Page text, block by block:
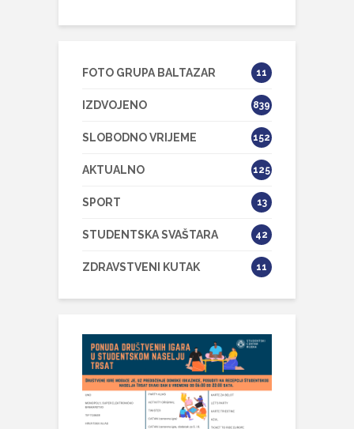
FOTO GRUPA BALTAZAR 11
IZDVOJENO 839
SLOBODNO VRIJEME 152
AKTUALNO 125
SPORT 13
STUDENTSKA SVAŠTARA 42
ZDRAVSTVENI KUTAK 11